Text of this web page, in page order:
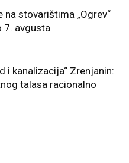
na stovarištima „Ogrev“
7. avgusta
i kanalizacija“ Zrenjanin:
talasa racionalno